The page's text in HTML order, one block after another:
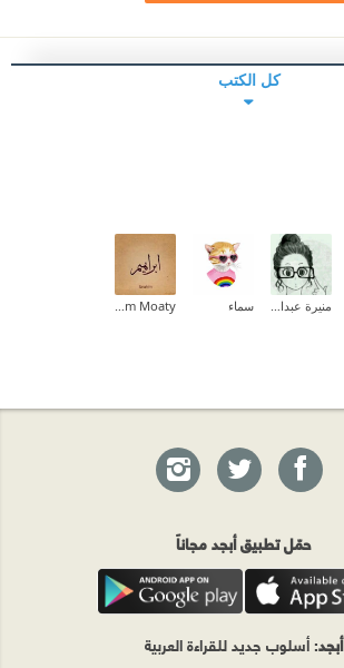
كل الكتب
سماء
حمّل تطبيق أبجد مجاناً
أبجد: أسلوب جديد للقراءة العربية